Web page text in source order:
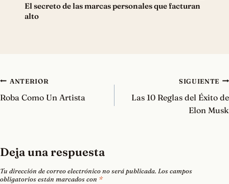
El secreto de las marcas personales que facturan
alto
Navegación
de
ANTERIOR
Roba Como Un Artista
SIGUIENTE
Las 10 Reglas del Éxito de
Elon Musk
Deja una respuesta
Tu dirección de correo electrónico no será publicada. Los campos
obligatorios están marcados con *